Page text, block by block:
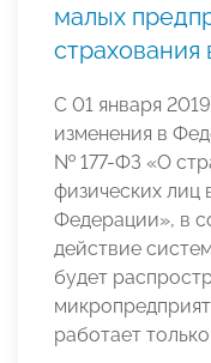
малых
страхования
С 01 января
изменения в
№ 177-ФЗ «О
физических лиц
Федерации», в
действие
будет
работает